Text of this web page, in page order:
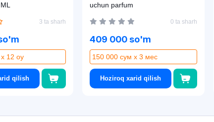
3 ta sharh
12 oy
qilish
uchun parfum
0 ta sharh
409 000 so'm
150 000 сум x 3 мес
Hoziroq xarid qilish